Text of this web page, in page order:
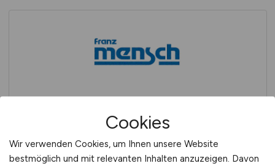
Cookies
Wir verwenden Cookies, um Ihnen unsere Website
bestmöglich und mit relevanten Inhalten anzuzeigen. Davon